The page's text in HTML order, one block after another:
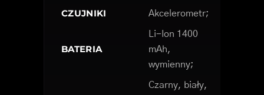
CZUJNIKI Akcelerometr;
BATERIA
Li-Ion 1400
mAh,
wymienny;
Czarny, biały,